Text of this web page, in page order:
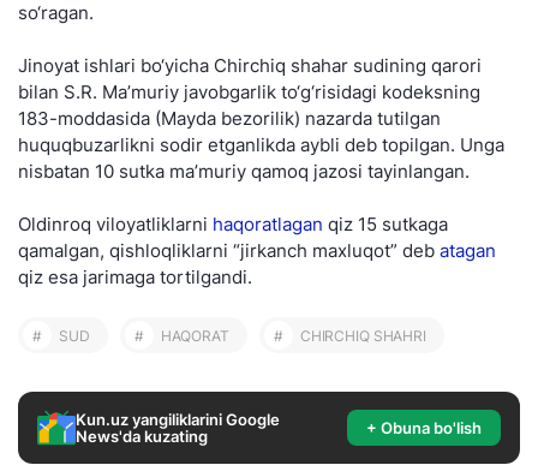
so‘ragan.
Jinoyat ishlari bo‘yicha Chirchiq shahar sudining qarori
bilan S.R. Ma’muriy javobgarlik to‘g‘risidagi kodeksning
183-moddasida (Mayda bezorilik) nazarda tutilgan
huquqbuzarlikni sodir etganlikda aybli deb topilgan. Unga
nisbatan 10 sutka ma’muriy qamoq jazosi tayinlangan.
Oldinroq viloyatliklarni haqoratlagan qiz 15 sutkaga
qamalgan, qishloqliklarni “jirkanch maxluqot” deb atagan
qiz esa jarimaga tortilgandi.
# SUD # HAQORAT # CHIRCHIQ SHAHRI
Kun.uz yangiliklarini Google
News'da kuzating
+ Obuna bo'lish